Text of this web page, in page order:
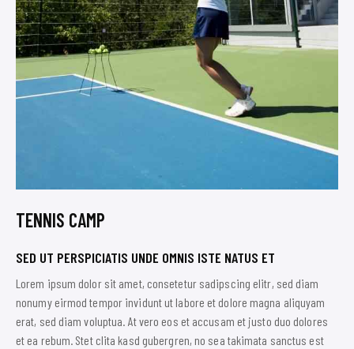
TENNIS CAMP
SED UT PERSPICIATIS UNDE OMNIS ISTE NATUS ET
Lorem ipsum dolor sit amet, consetetur sadipscing elitr, sed diam
nonumy eirmod tempor invidunt ut labore et dolore magna aliquyam
erat, sed diam voluptua. At vero eos et accusam et justo duo dolores
et ea rebum. Stet clita kasd gubergren, no sea takimata sanctus est